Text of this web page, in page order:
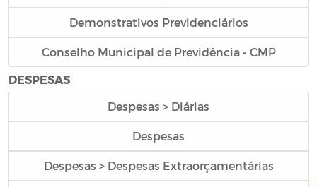
Demonstrativos Previdenciários
Conselho Municipal de Previdência - CMP
DESPESAS
Despesas > Diárias
Despesas
Despesas > Despesas Extraorçamentárias